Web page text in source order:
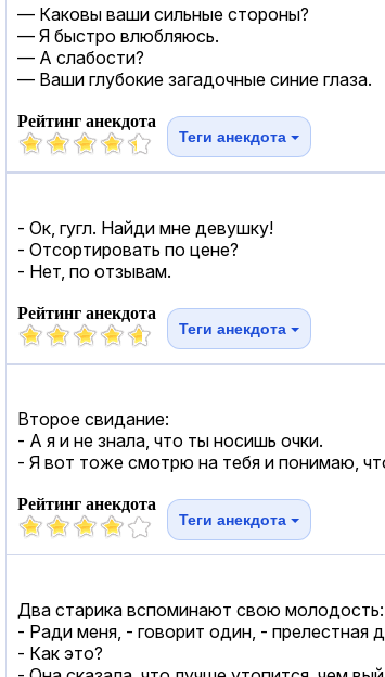
— Каковы ваши сильные стороны?
— Я быстро влюбляюсь.
— А слабости?
— Ваши глубокие загадочные синие глаза.
Рейтинг анекдота
Теги анекдота
- Ок, гугл. Найди мне девушку!
- Отсортировать по цене?
- Нет, по отзывам.
Рейтинг анекдота
Теги анекдота
Второе свидание:
- А я и не знала, что ты носишь очки.
- Я вот тоже смотрю на тебя и понимаю,
Рейтинг анекдота
Теги анекдота
Два старика вспоминают свою молодость:
- Ради меня, - говорит один, - прелестная
- Как это?